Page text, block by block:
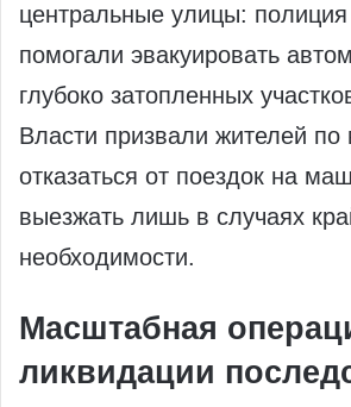
центральные улицы: полиция
помогали эвакуировать
глубоко затопленных
Власти призвали жителей по
отказаться от поездок на
выезжать лишь в случаях
необходимости.
Масштабная
ликвидации